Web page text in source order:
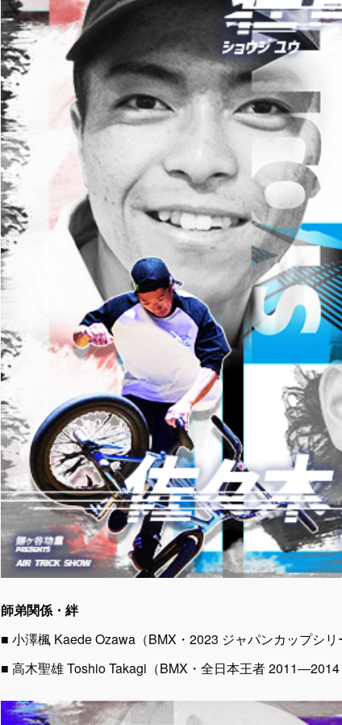
師弟関係・絆
■ 小澤楓 Kaede Ozawa（BMX・2023 ジャパンカップシリ
■ 高木聖雄 Toshio Takagi（BMX・全日本王者 2011―2014